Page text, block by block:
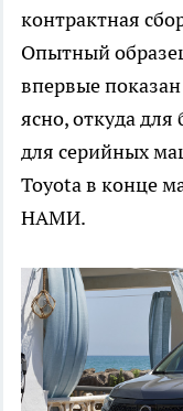
контрактная
Опытный
впервые
ясно, откуда
для серийных
Toyota в конце
НАМИ.